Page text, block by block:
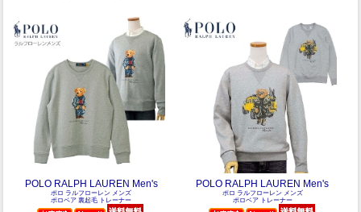
POLO RALPH LAUREN Men's
ポロ ラルフローレン メンズ
ポロベア 裏起毛 トレーナー
POLO RALPH LAUREN Men's
ポロ ラルフローレン メンズ
ポロベア トレーナー